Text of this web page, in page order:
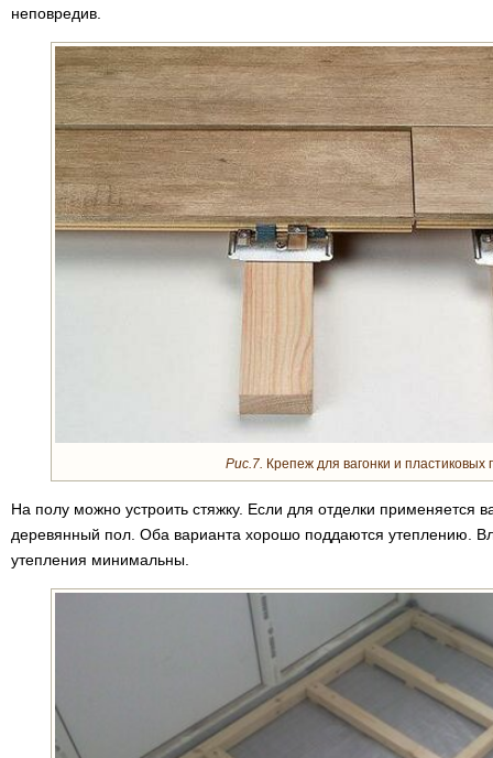
неповредив.
Рис.7. Крепеж для вагонки и пластиковых
На полу можно устроить стяжку. Если для отделки применяется
деревянный пол. Оба варианта хорошо поддаются утеплению.
утепления минимальны.